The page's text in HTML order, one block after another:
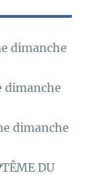
dimanche
dimanche
dimanche
DU